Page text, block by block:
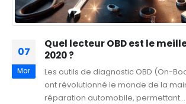
07
Mar
Quel lecteur OBD est le
2020 ?
Les outils de diagnostic OBD (On-
ont révolutionné le monde de la
réparation automobile, permettant...